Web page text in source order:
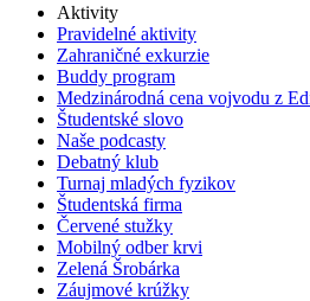
Aktivity
Pravidelné aktivity
Zahraničné exkurzie
Buddy program
Medzinárodná cena vojvodu z
Študentské slovo
Naše podcasty
Debatný klub
Turnaj mladých fyzikov
Študentská firma
Červené stužky
Mobilný odber krvi
Zelená Šrobárka
Záujmové krúžky